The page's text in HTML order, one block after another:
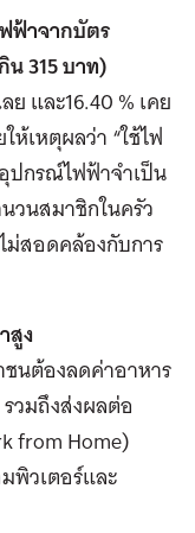
ฟ้าจากบัตร
315 บาท)
และ16.40 % เคย
เหตุผลว่า “ใช้ไฟ
ปกรณ์ไฟฟ้าจำเป็น
วนสมาชิกในครัว
ม่สอดคล้องกับการ
สูง
นต้องลดค่าอาหาร
วมถึงส่งผลต่อ
from Home)
พิวเตอร์และ